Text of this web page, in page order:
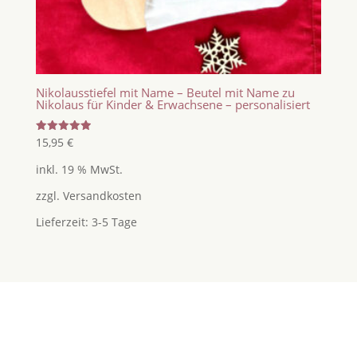
Nikolausstiefel mit Name – Beutel mit Name zu
Nikolaus für Kinder & Erwachsene – personalisiert
Bewertet
mit
von 5
15,95 €
inkl. 19 % MwSt.
zzgl. Versandkosten
Lieferzeit: 3-5 Tage